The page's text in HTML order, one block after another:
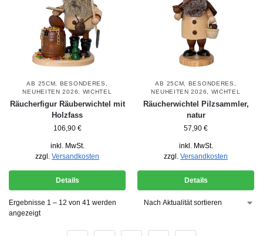
AB 25CM BESONDERES
NEUHEITEN 2026
WICHTEL
Räucherfigur Räuberwichtel mit
Holzfass
106,90 €
inkl. MwSt.
zzgl. Versandkosten
Details
AB 25CM BESONDERES
NEUHEITEN 2026
WICHTEL
Räucherwichtel Pilzsammler,
natur
57,90 €
inkl. MwSt.
zzgl. Versandkosten
Details
Ergebnisse 1 – 12 von 41 werden
angezeigt